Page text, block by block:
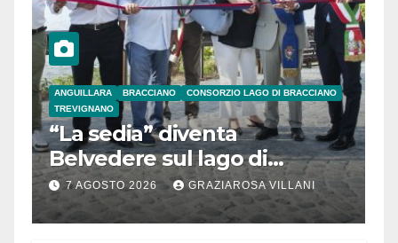
ANGUILLARA BRACCIANO
CONSORZIO LAGO DI BRACCIANO
TREVIGNANO
“La sedia” diventa
Belvedere sul lago di
Bracciano: ieri
l’inaugurazione
7 AGOSTO 2026 GRAZIAROSA VILLANI